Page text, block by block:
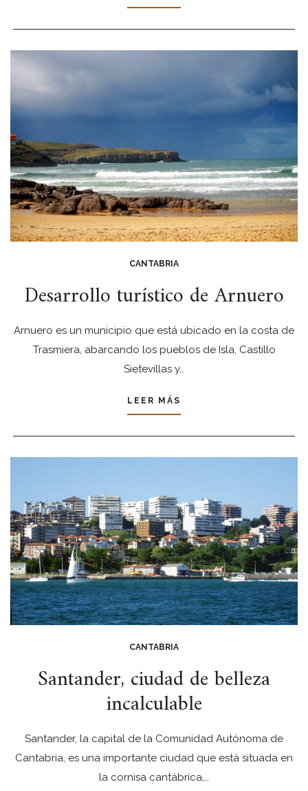
CANTABRIA
Desarrollo turístico de Arnuero
Arnuero es un municipio que está ubicado en la costa de
Trasmiera, abarcando los pueblos de Isla, Castillo
Sietevillas y…
LEER MÁS
CANTABRIA
Santander, ciudad de belleza
incalculable
Santander, la capital de la Comunidad Autónoma de
Cantabria, es una importante ciudad que está situada en
la cornisa cantábrica,…